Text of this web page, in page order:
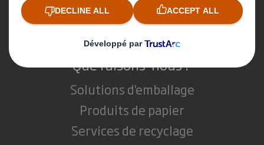
Carrière
Que faisons-nous ?
Solutions d'emballage
Produits de papier
Services de recyclage